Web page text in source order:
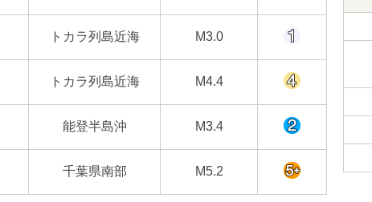
トカラ列島近海 M3.0
トカラ列島近海 M4.4
能登半島沖 M3.4
千葉県南部 M5.2